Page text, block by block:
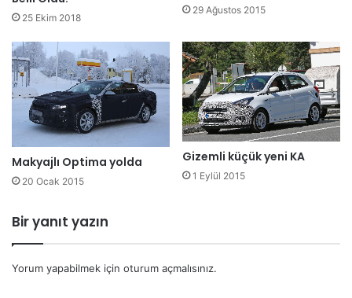
25 Ekim 2018
29 Ağustos 2015
Makyajlı Optima yolda
20 Ocak 2015
Gizemli küçük yeni KA
1 Eylül 2015
Bir yanıt yazın
Yorum yapabilmek için oturum açmalısınız.